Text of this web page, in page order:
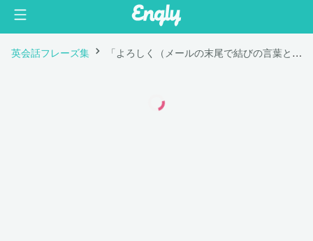
英会話フレーズ集 「よろしく（メールの末尾で結びの言葉として使用）」は英語で "Thanks,"